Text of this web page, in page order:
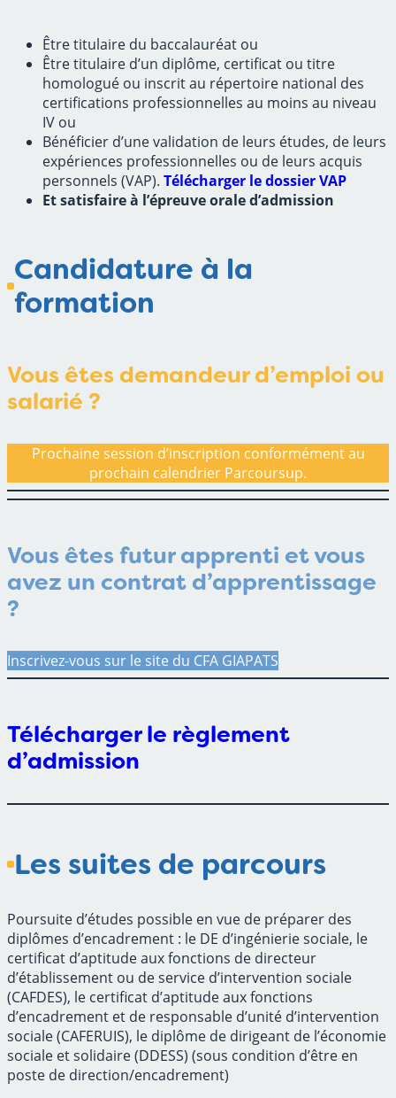
Être titulaire du baccalauréat ou
Être titulaire d’un diplôme, certificat ou titre
homologué ou inscrit au répertoire national des
certifications professionnelles au moins au niveau
IV ou
Bénéficier d’une validation de leurs études, de leurs
expériences professionnelles ou de leurs acquis
personnels (VAP). Télécharger le dossierVAP
Et satisfaire à l’épreuve orale d’admission
Candidature à la
formation
Vous êtesdemandeur d’emploi ou
salarié ?
Prochaine session d’inscription conformément au
prochain calendrier Parcoursup.
Vous êtesfutur apprenti et vous
avez un contrat d’apprentissage
?
Inscrivez-vous sur le site du CFA GIAPATS
Télécharger le règlement
d’admission
Les suites de parcours
Poursuite d’études possible en vue de préparer des
diplômes d’encadrement : le DE d’ingénierie sociale, le
certificat d’aptitude aux fonctions de directeur
d’établissement ou de service d’intervention sociale
(CAFDES), le certificat d’aptitude aux fonctions
d’encadrement et de responsable d’unité d’intervention
sociale (CAFERUIS), le diplôme de dirigeant de l’économie
sociale et solidaire (DDESS) (sous condition d’être en
poste de direction/encadrement)